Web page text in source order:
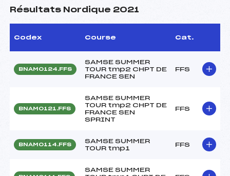
Résultats Nordique 2021
Codex Course Cat.
BNAM0124.FFS
SAMSE SUMMER
TOUR tmp2 CHPT DE
FRANCE SEN
FFS
BNAM0121.FFS
SAMSE SUMMER
TOUR tmp2 CHPT DE
FRANCE SEN
SPRINT
FFS
BNAM0114.FFS
SAMSE SUMMER
TOUR tmp1
FFS
SAMSE SUMMER